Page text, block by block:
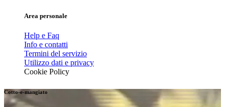
Area personale
Help e Faq
Info e contatti
Termini del servizio
Utilizzo dati e privacy
Cookie Policy
Cotto-e-mangiato